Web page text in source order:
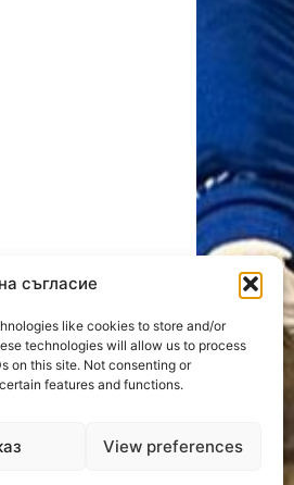
съгласие
like cookies to store and/or
technologies will allow us to process
on this site. Not consenting or
features and functions.
View preferences